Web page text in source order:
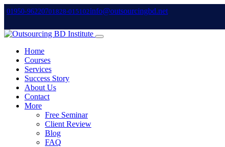
01950-96220701828-015102info@outsourcingbd.net
Home
Courses
Services
Success Story
About Us
Contact
More
Free Seminar
Client Review
Blog
FAQ